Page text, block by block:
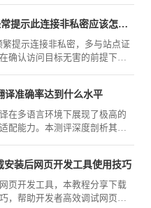
Safari浏览器经常提示此连接非私密应该怎么强制进入
繁提示连接非私密，多与站点证
确认访问目标无害的前提下，
译准确率达到什么水平
在多语言环境下展现了极高的
配能力。本测评深度剖析其在
安装后网页开发工具使用技巧
页开发工具，本教程分享下载
，帮助开发者高效调试网页，